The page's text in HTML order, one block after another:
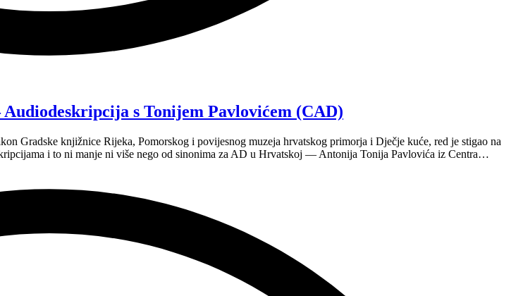
s Tonijem Pavlovićem (CAD)
Gradske knjižnice Rijeka, Pomorskog i povijesnog muzeja hrvatskog primorja i Dječje kuće, red je stigao na
i to ni manje ni više nego od sinonima za AD u Hrvatskoj — Antonija Tonija Pavlovića iz Centra…